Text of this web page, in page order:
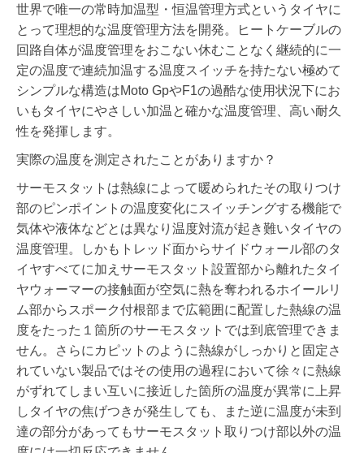
世界で唯一の常時加温型・恒温管理方式というタイヤに
とって理想的な温度管理方法を開発。ヒートケーブルの
回路自体が温度管理をおこない休むことなく継続的に一
定の温度で連続加温する温度スイッチを持たない極めて
シンプルな構造はMoto GpやF1の過酷な使用状況下にお
いもタイヤにやさしい加温と確かな温度管理、高い耐久
性を発揮します。
実際の温度を測定されたことがありますか？
サーモスタットは熱線によって暖められたその取りつけ
部のピンポイントの温度変化にスイッチングする機能で
気体や液体などとは異なり温度対流が起き難いタイヤの
温度管理。しかもトレッド面からサイドウォール部のタ
イヤすべてに加えサーモスタット設置部から離れたタイ
ヤウォーマーの接触面が空気に熱を奪われるホイールリ
ム部からスポーク付根部まで広範囲に配置した熱線の温
度をたった１箇所のサーモスタットでは到底管理できま
せん。さらにカピットのように熱線がしっかりと固定さ
れていない製品ではその使用の過程において徐々に熱線
がずれてしまい互いに接近した箇所の温度が異常に上昇
しタイヤの焦げつきが発生しても、また逆に温度が未到
達の部分があってもサーモスタット取りつけ部以外の温